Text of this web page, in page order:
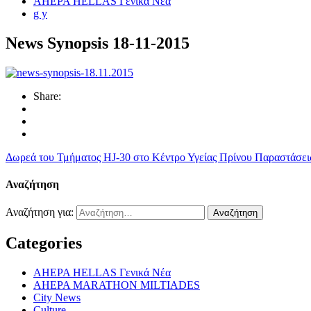
g y
News Synopsis 18-11-2015
Share:
Δωρεά του Τμήματος HJ-30 στο Κέντρο Υγείας Πρίνου
Αναζήτηση
Αναζήτηση για:
Categories
AHEPA HELLAS Γενικά Νέα
AHEPA MARATHON MILTIADES
City News